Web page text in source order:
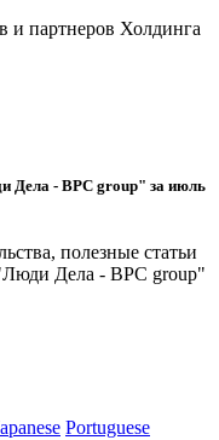
и партнеров Холдинга
Дела - BPC group" за июль
полезные статьи
Дела - BPC group"
Portuguese